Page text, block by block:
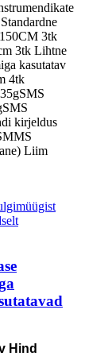
3tk
3tk Lihtne
kasutatav
4tk
kirjeldus
Liim
Hind